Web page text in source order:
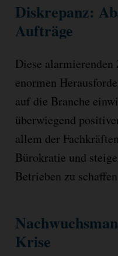
Diskrepanz:
Aufträge
Diese
enormen
auf die Branche
überwiegend
allem der
Bürokratie und
Betrieben zu
Krise